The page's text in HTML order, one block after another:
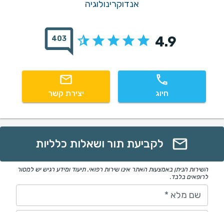
אנדוקרינולוגיה
4.9
403
חיוג יצירת קשר
לקביעת תור ושאלות כלליות
השירות הניתן באמצעות האתר אינו שירות רפואי. תיעוד ומידע רגיש יש למסור
לרופאים בלבד.
שם מלא *